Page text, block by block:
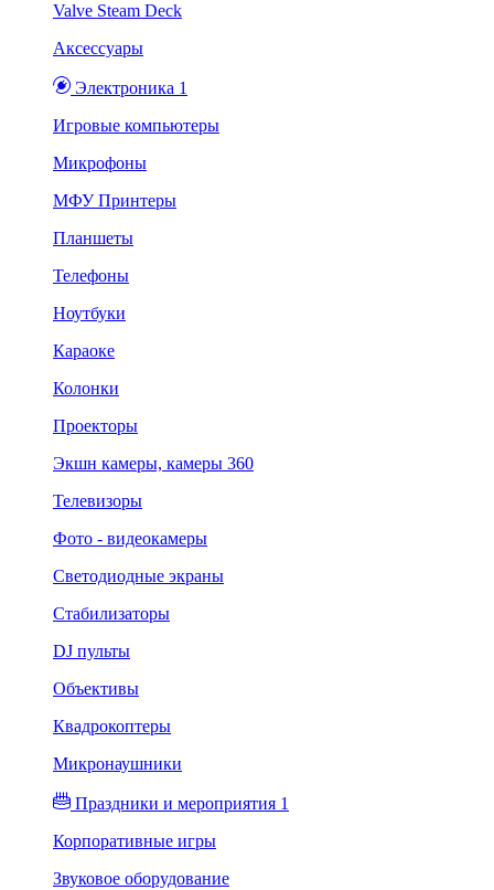
Valve Steam Deck
Аксессуары
Электроника 1
Игровые компьютеры
Микрофоны
МФУ Принтеры
Планшеты
Телефоны
Ноутбуки
Караоке
Колонки
Проекторы
Экшн камеры, камеры 360
Телевизоры
Фото - видеокамеры
Светодиодные экраны
Стабилизаторы
DJ пульты
Объективы
Квадрокоптеры
Микронаушники
Праздники и мероприятия 1
Корпоративные игры
Звуковое оборудование